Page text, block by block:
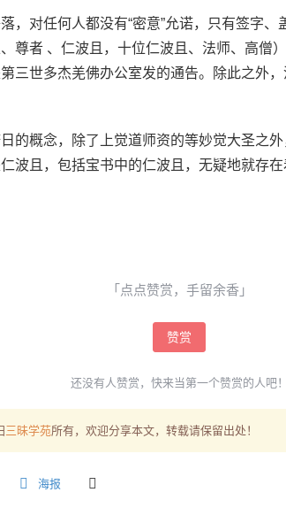
，对任何人都没有“密意”允诺，只有签字
尊者 、仁波且，十位仁波且、法师、高僧
三世多杰羌佛办公室发的通告。除此之外
的概念，除了上觉道师资的等妙觉大圣之
波且，包括宝书中的仁波且，无疑地就存在
「点点赞赏，手留余香」
赞赏
还没有人赞赏，快来当第一个赞赏的人吧！
三昧学苑所有，欢迎分享本文，转载请保留出处！
海报